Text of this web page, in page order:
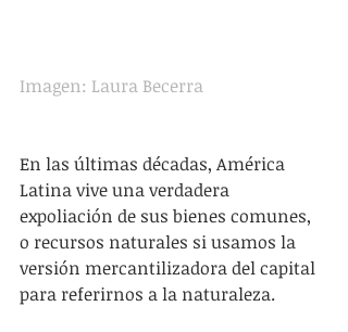
Imagen: Laura Becerra
En las últimas décadas, América
Latina vive una verdadera
expoliación de sus bienes comunes,
o recursos naturales si usamos la
versión mercantilizadora del capital
para referirnos a la naturaleza.